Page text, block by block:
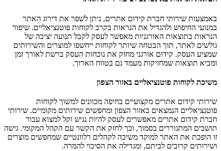
באמצעות שירותי חברת קידום אתרים, ניתן לשפר את דירוג האתר
במנועי החיפוש ולהגדיל את הנראות בקרב לקוחות פוטנציאליים. שיפור
הנראות בתוצאות האורגניות מאפשר לעסק לקבל תנועה יציבה של
גולשים לאתר, תוך הבטחה שיותר לקוחות ייחשפו למוצרים והשירותים
שמציע העסק. קידום אורגני מחזק את נוכחות העסק ברשת לאורך זמן
ומביא תוצאות שמחזיקות מעמד גם בטווח הארוך.
משיכת לקוחות פוטנציאליים באזור הצפון
שירותי קידום אתרים מקצועיים בחיפה מכוונים למשוך לקוחות
פוטנציאליים הנמצאים באזור הצפון ומחפשים שירותים מקומיים. שירותי
חברת קידום אתרים מאפשרים לעסק להיות נגיש וקל למצוא עבור
תושבים המתגוררים בסמוך, וכך לחזק את הקשר עם הקהל המקומי. גישה
זו הופכת את האתר למוקד משיכה לקהלים רלוונטיים שמחפשים מוצרים
ושירותים קרובים לביתם, ומגדילה את הסיכוי להמרה.